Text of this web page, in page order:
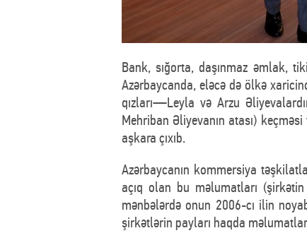
Bank, sığorta, daşınmaz əmlak,
Azərbaycanda, eləcə də ölkə
qızları—Leyla və Arzu
Mehriban Əliyevanın atası)
aşkara çıxıb.
Azərbaycanın kommersiya
açıq olan bu məlumatları
mənbələrdə onun 2006-cı ilin
şirkətlərin payları haqda